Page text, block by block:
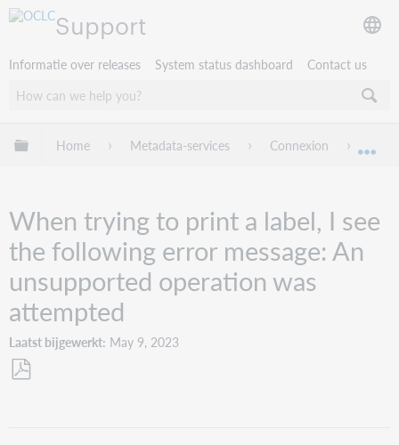
Support
Informatie over releases System status dashboard Contact us
Mondiale hiërarchie uitvouwen / samenvouwen
Home Metadata-services Connexion
When trying to print a label, I see
the following error message: An
unsupported operation was
attempted
Laatst bijgewerkt May 9, 2023